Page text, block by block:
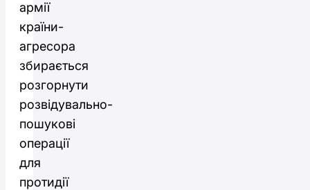
армії
країни-
агресора
збирається
розгорнути
розвідувально-
пошукові
операції
для
протидії